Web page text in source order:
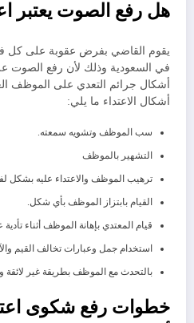
هل رفع الصوت يعتبر
يقوم القاضي بفرض عقوبة على كل
في السعودية وذلك لأن رفع
أشكال جرائم التعدي على الموظف
أشكال الاعتداء ما يلي:
سب الموظف وتشويه سمعته.
التشهير بالموظف
ترهيب الموظف والاعتداء عليه بشكل
القيام بابتزاز الموظف بأي شكل.
قيام المعتدي بإهانة الموظف أثناء تأدية
استخدام جمل وعبارات تخالف القيم
بالتحدث مع الموظف بطريقة غير لائقة
خطوات رفع شكوى